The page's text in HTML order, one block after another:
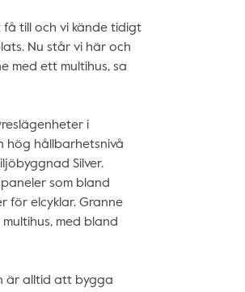
till och vi kände tidigt
Nu står vi här och
med ett multihus, sa
i
hög hållbarhetsnivå
Silver.
som bland
för elcyklar. Granne
med bland
är alltid att bygga